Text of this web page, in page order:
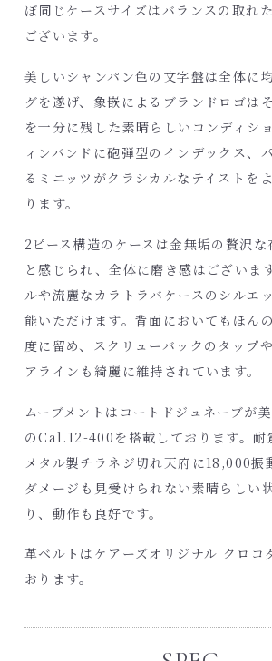
ぼ同じケースサイズはバランスの取れ
ございます。
美しいシャンパン色の文字盤は全体に
グを遂げ、象嵌によるブランドロゴは
を十分に残した素晴らしいコンディシ
ィンバンドに砲弾型のインデックス、
るミニッツがクラシカルなテイストを
ります。
2ピース構造のケースは金無垢の贅沢な
と感じられ、全体に磨き感はございま
ルや流麗なカラトラバケースのシルエ
能いただけます。背面においてもほん
度に留め、スクリューバックのタップ
アラインも綺麗に維持されています。
ムーブメントはコートドジュネーブが
のCal.12-400を搭載しております。耐
メタル製チラネジ切れ天府に18,000振
ダメージも見受けられない素晴らしい
り、動作も良好です。
革ベルトはケアーズオリジナル クロコ
おります。